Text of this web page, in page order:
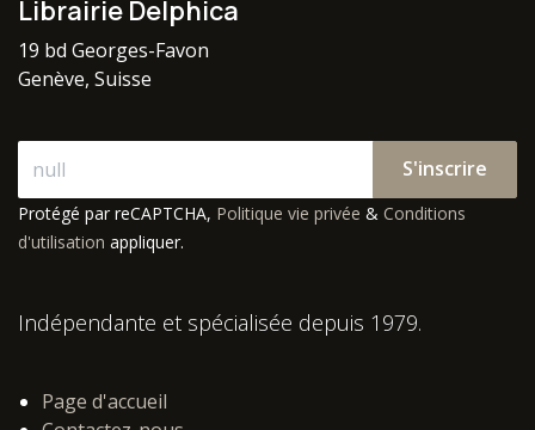
Librairie Delphica
19 bd Georges-Favon
Genève, Suisse
S'inscrire
Protégé par reCAPTCHA, Politique vie privée & Conditions
d'utilisation appliquer.
Indépendante et spécialisée depuis 1979.
Page d'accueil